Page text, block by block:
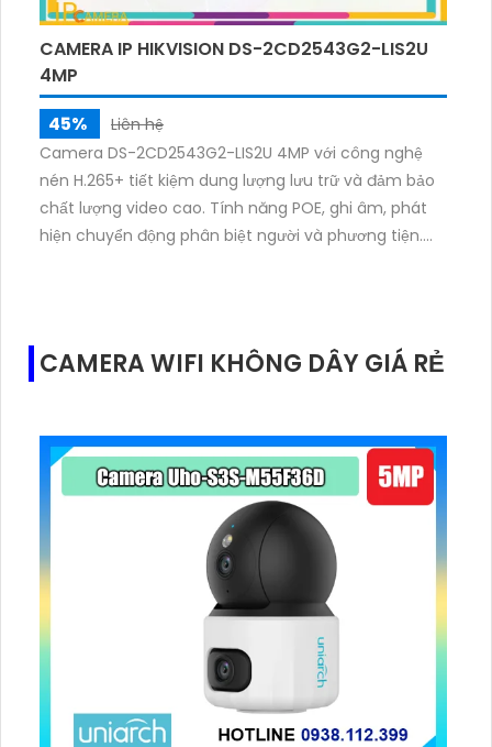
CAMERA IP HIKVISION DS-2CD2543G2-LIS2U
4MP
45%
Liên hệ
Camera DS-2CD2543G2-LIS2U 4MP với công nghệ
nén H.265+ tiết kiệm dung lượng lưu trữ và đảm bảo
chất lượng video cao. Tính năng POE, ghi âm, phát
hiện chuyển động phân biệt người và phương tiện.
CAMERA WIFI KHÔNG DÂY GIÁ RẺ